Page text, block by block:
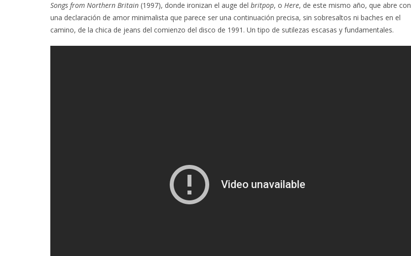
Songs from Northern Britain (1997), donde ironizan el auge del britpop, o Here, de este mismo año, que abre con
una declaración de amor minimalista que parece ser una continuación precisa, sin sobresaltos ni baches en el
camino, de la chica de jeans del comienzo del disco de 1991. Un tipo de sutilezas escasas y fundamentales.